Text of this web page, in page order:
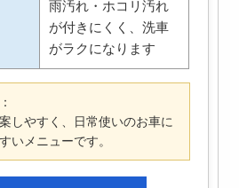
雨汚れ・ホコリ汚れ
が付きにくく、洗車
がラクになります
しやすく、日常使いのお車に
いメニューです。